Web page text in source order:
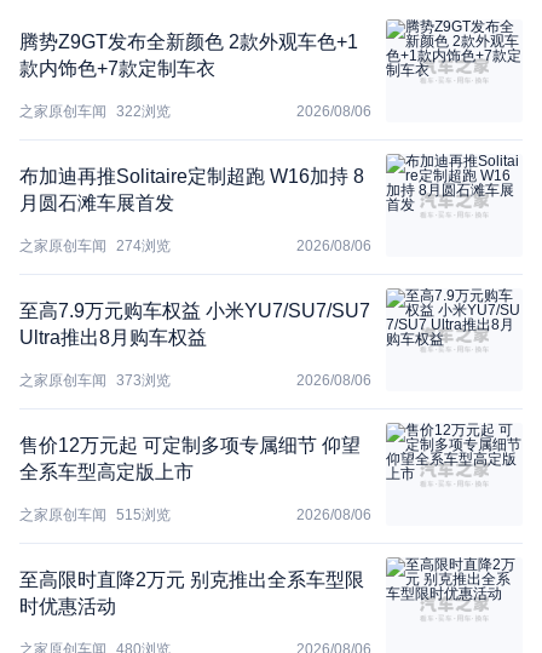
腾势Z9GT发布全新颜色 2款外观车色+1
款内饰色+7款定制车衣
之家原创车闻 322浏览 2026/08/06
布加迪再推Solitaire定制超跑 W16加持 8
月圆石滩车展首发
之家原创车闻 274浏览 2026/08/06
至高7.9万元购车权益 小米YU7/SU7/SU7
Ultra推出8月购车权益
之家原创车闻 373浏览 2026/08/06
售价12万元起 可定制多项专属细节 仰望
全系车型高定版上市
之家原创车闻 515浏览 2026/08/06
至高限时直降2万元 别克推出全系车型限
时优惠活动
之家原创车闻 480浏览 2026/08/06